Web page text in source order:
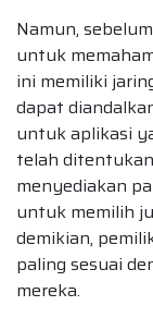
Namun,
untuk
ini memiliki
dapat
untuk aplikasi
telah
menyediakan
untuk memilih
demikian,
paling sesuai
mereka.